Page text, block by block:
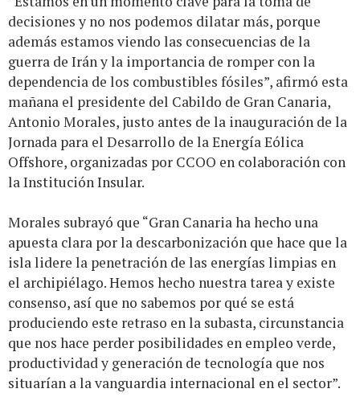
decisiones y no nos podemos dilatar más, porque
además estamos viendo las consecuencias de la
guerra de Irán y la importancia de romper con la
dependencia de los combustibles fósiles”, afirmó esta
mañana el presidente del Cabildo de Gran Canaria,
Antonio Morales, justo antes de la inauguración de la
Jornada para el Desarrollo de la Energía Eólica
Offshore, organizadas por CCOO en colaboración con
la Institución Insular.
Morales subrayó que “Gran Canaria ha hecho una
apuesta clara por la descarbonización que hace que la
isla lidere la penetración de las energías limpias en
el archipiélago. Hemos hecho nuestra tarea y existe
consenso, así que no sabemos por qué se está
produciendo este retraso en la subasta, circunstancia
que nos hace perder posibilidades en empleo verde,
productividad y generación de tecnología que nos
situarían a la vanguardia internacional en el sector”.